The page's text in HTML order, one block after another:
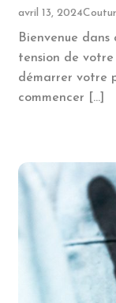
avril 13, 2024
Bienvenue
tension de
démarrer votre
commencer […]